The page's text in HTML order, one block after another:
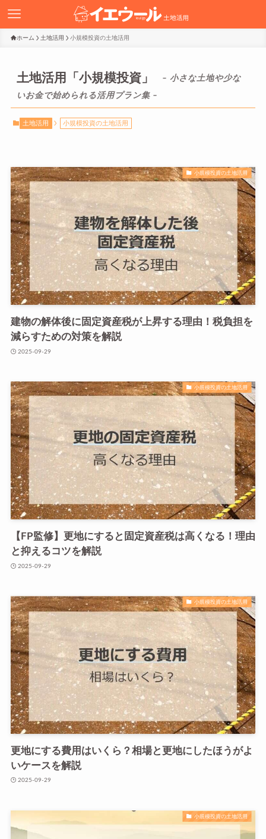
ホーム 土地活用 小規模投資の土地活用
土地活用「小規模投資」 – 小さな土地や少な
いお金で始められる活用プラン集 –
土地活用 小規模投資の土地活用
小規模投資の土地活用
建物の解体後に固定資産税が上昇する理由！税負担を
減らすための対策を解説
2025-09-29
小規模投資の土地活用
【FP監修】更地にすると固定資産税は高くなる！理由
と抑えるコツを解説
2025-09-29
小規模投資の土地活用
更地にする費用はいくら？相場と更地にしたほうがよ
いケースを解説
2025-09-29
小規模投資の土地活用